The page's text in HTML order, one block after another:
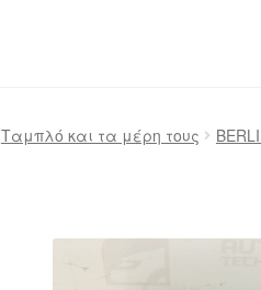
Ταμπλό και τα μέρη τους